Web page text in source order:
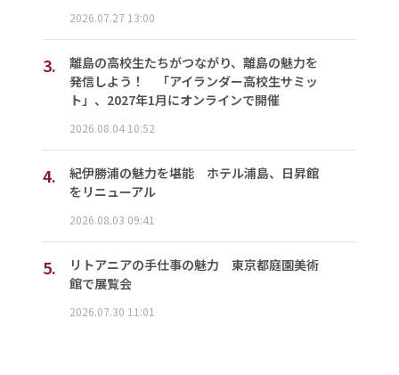
2026.07.27 13:00
3.
離島の高校生たちがつながり、離島の魅力を
発信しよう！ 「アイランダー高校生サミッ
ト」、2027年1月にオンラインで開催
2026.08.04 10:52
4.
紀伊勝浦の魅力を堪能 ホテル浦島、日昇館
をリニューアル
2026.08.03 09:41
5.
リトアニアの手仕事の魅力 東京都庭園美術
館で展覧会
2026.07.30 11:01